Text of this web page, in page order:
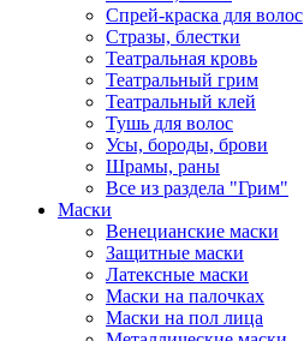
Спрей-краска для волос
Стразы, блестки
Театральная кровь
Театральный грим
Театральный клей
Тушь для волос
Усы, бороды, брови
Шрамы, раны
Все из раздела "Грим"
Маски
Венецианские маски
Защитные маски
Латексные маски
Маски на палочках
Маски на пол лица